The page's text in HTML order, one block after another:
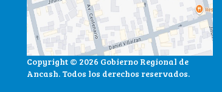
Copyright © 2026 Gobierno Regional de
Ancash. Todos los derechos reservados.